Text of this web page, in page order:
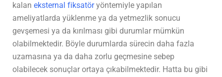
kalan eksternal fiksatöryöntemiyle yapılan
ameliyatlarda yüklenme ya da yetmezlik sonucu
gevşemesi ya da kırılması gibi durumlar mümkün
olabilmektedir. Böyle durumlarda sürecin daha fazla
uzamasına ya da daha zorlu geçmesine sebep
olabilecek sonuçlar ortaya çıkabilmektedir. Hatta bu gibi